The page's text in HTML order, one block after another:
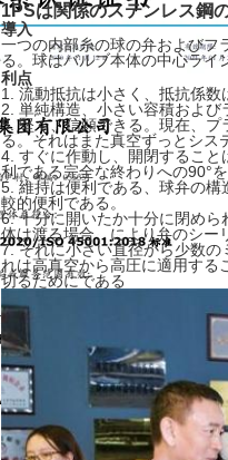
1PSは関係のステンレス鋼
導入
一つの内部糸の球の弁およびフ
る。球はバルブ本体の中心ライ
利点
1. 流動抵抗は小さく、抵抗係数
2. 単純構造、小さい容積および
3. 堅く、信頼できる。現在、
る。それはまた真空ずっとシス
4. すぐに作動し、開閉するこ
利である完全な終わりへの90°
5. 維持は便利である、球弁の
較的便利である。
6. 十分に開いたか十分に閉め
体は渡る場合、により弁のシー
7. それに小さい直径から少数
れは高真空から高圧に適用する
切るためにである